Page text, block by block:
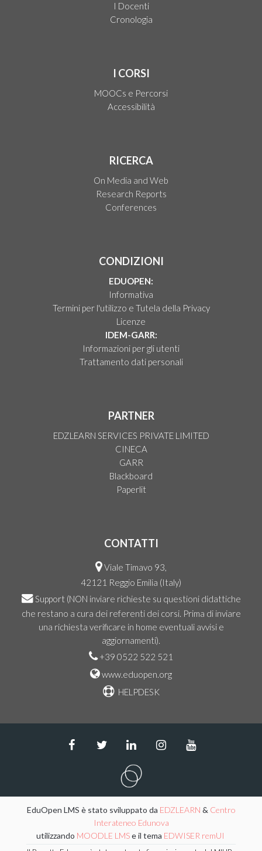
I Docenti
Cronologia
I CORSI
MOOCs e Percorsi
Accessibilità
RICERCA
On Media and Web
Research Reports
Conferences
CONDIZIONI
EDUOPEN:
Informativa
Termini per l'utilizzo e Tutela della Privacy
Licenze
IDEM-GARR:
Informazioni per gli utenti
Trattamento dati personali
PARTNER
EDZLEARN SERVICES PRIVATE LIMITED
CINECA
GARR
Blackboard
Paperlit
CONTATTI
Viale Timavo 93,
42121 Reggio Emilia (Italy)
Support (NON inviare richieste su questioni didattiche
che restano a cura dei referenti dei corsi. Prima di inviare
una richiesta verificare in home eventuali avvisi e
aggiornamenti).
+39 0522 522 521
www.eduopen.org
HELPDESK
EduOpen LMS è stato sviluppato da EDZLEARN & Centro
Interateneo Edunova
utilizzando MOODLE LMSe il tema EDWISER remUI